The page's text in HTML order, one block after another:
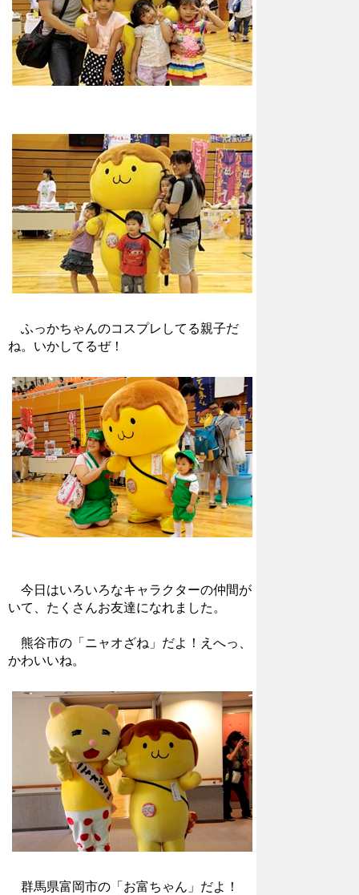
ふっかちゃんのコスプレしてる親子だ
ね。いかしてるぜ！
今日はいろいろなキャラクターの仲間が
いて、たくさんお友達になれました。
熊谷市の「ニャオざね」だよ！えへっ、
かわいいね。
群馬県富岡市の「お富ちゃん」だよ！